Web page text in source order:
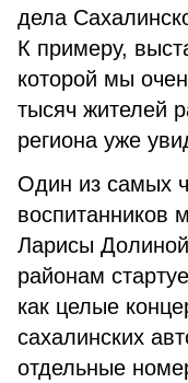
дела
К примеру,
которой мы
тысяч жителей
региона уже
Один из самых
воспитанников
Ларисы
районам
как целые
сахалинских
отдельные